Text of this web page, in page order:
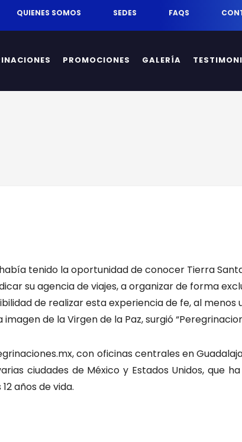
QUIENES SOMOS SEDES FAQS
PROMOCIONES GALERÍA
tenido la oportunidad de conocer Tierra
su agencia de viajes, a organizar de forma
de realizar esta experiencia de fe, al menos
de la Virgen de la Paz, surgió
con oficinas centrales en
ciudades de México y Estados Unidos, que
años de vida.